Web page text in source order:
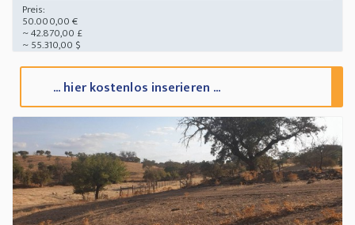
Preis:
50.000,00 €
~ 42.870,00 £
~ 55.310,00 $
... hier kostenlos inserieren ...